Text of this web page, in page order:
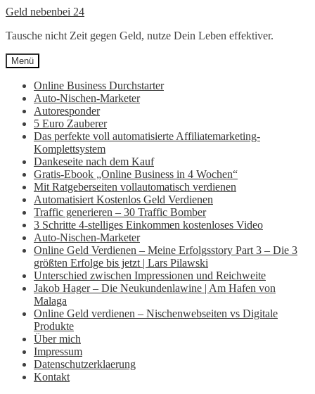
Zur
springen
Zum
springen
Geld nebenbei 24
Tausche nicht Zeit gegen Geld, nutze Dein Leben effektiver.
Menü
Online Business Durchstarter
Auto-Nischen-Marketer
Autoresponder
5 Euro Zauberer
Das perfekte voll automatisierte Affiliatemarketing-
Komplettsystem
Dankeseite nach dem Kauf
Gratis-Ebook „Online Business in 4 Wochen“
Mit Ratgeberseiten vollautomatisch verdienen
Automatisiert Kostenlos Geld Verdienen
Traffic generieren – 30 Traffic Bomber
3 Schritte 4-stelliges Einkommen kostenloses Video
Auto-Nischen-Marketer
Online Geld Verdienen – Meine Erfolgsstory Part 3 – Die 3
größten Erfolge bis jetzt | Lars Pilawski
Unterschied zwischen Impressionen und Reichweite
Jakob Hager – Die Neukundenlawine | Am Hafen von
Malaga
Online Geld verdienen – Nischenwebseiten vs Digitale
Produkte
Über mich
Impressum
Datenschutzerklaerung
Kontakt